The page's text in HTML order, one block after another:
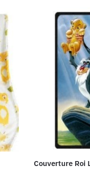
Couverture Roi